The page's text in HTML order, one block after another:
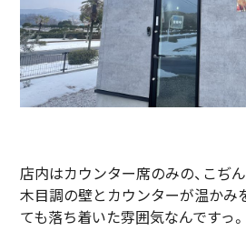
店内はカウンター席のみの、こぢ
木目調の壁とカウンターが温かみ
ても落ち着いた雰囲気なんですっ。